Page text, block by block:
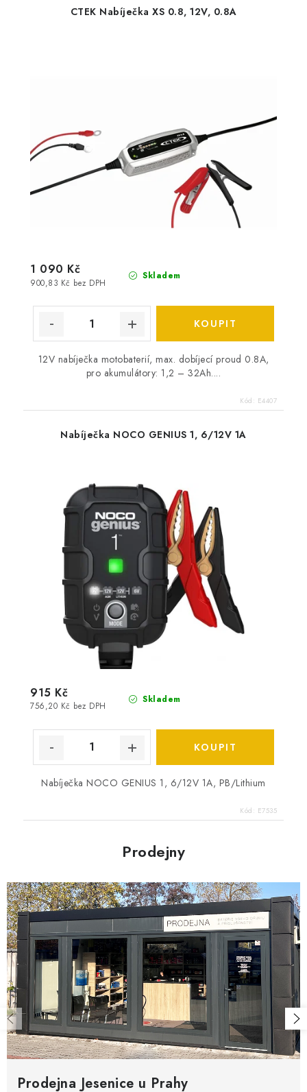
CTEK Nabíječka XS 0.8, 12V, 0.8A
Skladem
900,83 Kč bez DPH
1 090 Kč
12V nabíječka motobaterií, max. dobíjecí proud 0.8A,
pro akumulátory: 1,2 – 32Ah....
Kód: E4407
Nabíječka NOCO GENIUS 1, 6/12V 1A
Skladem
756,20 Kč bez DPH
915 Kč
Nabíječka NOCO GENIUS 1, 6/12V 1A, PB/Lithium
Kód: E7535
Prodejny
Prodejna Jesenice u Prahy